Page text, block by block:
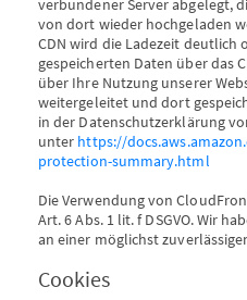
verbundener Server abgelegt,
von dort wieder hochgeladen
CDN wird die Ladezeit
gespeicherten Daten über das
über Ihre Nutzung unserer
weitergeleitet und dort
in der Datenschutzerklärung
unter https://
protection-summary.html
Die Verwendung von
Art. 6 Abs. 1 lit. f DSGVO. Wir
an einer möglichst
Cookies